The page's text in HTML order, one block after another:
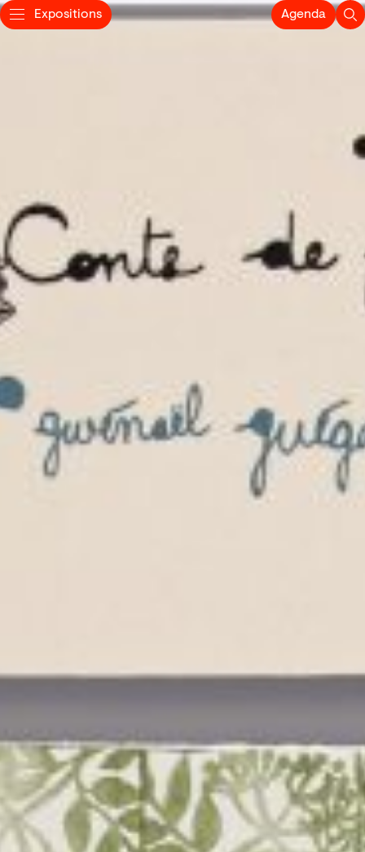
Expositions Agenda